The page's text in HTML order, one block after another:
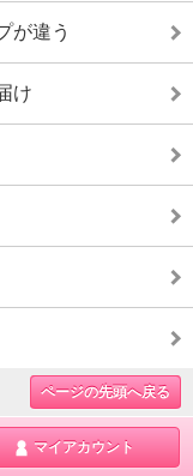
が違う
け
ページの先頭へ戻る
マイアカウント